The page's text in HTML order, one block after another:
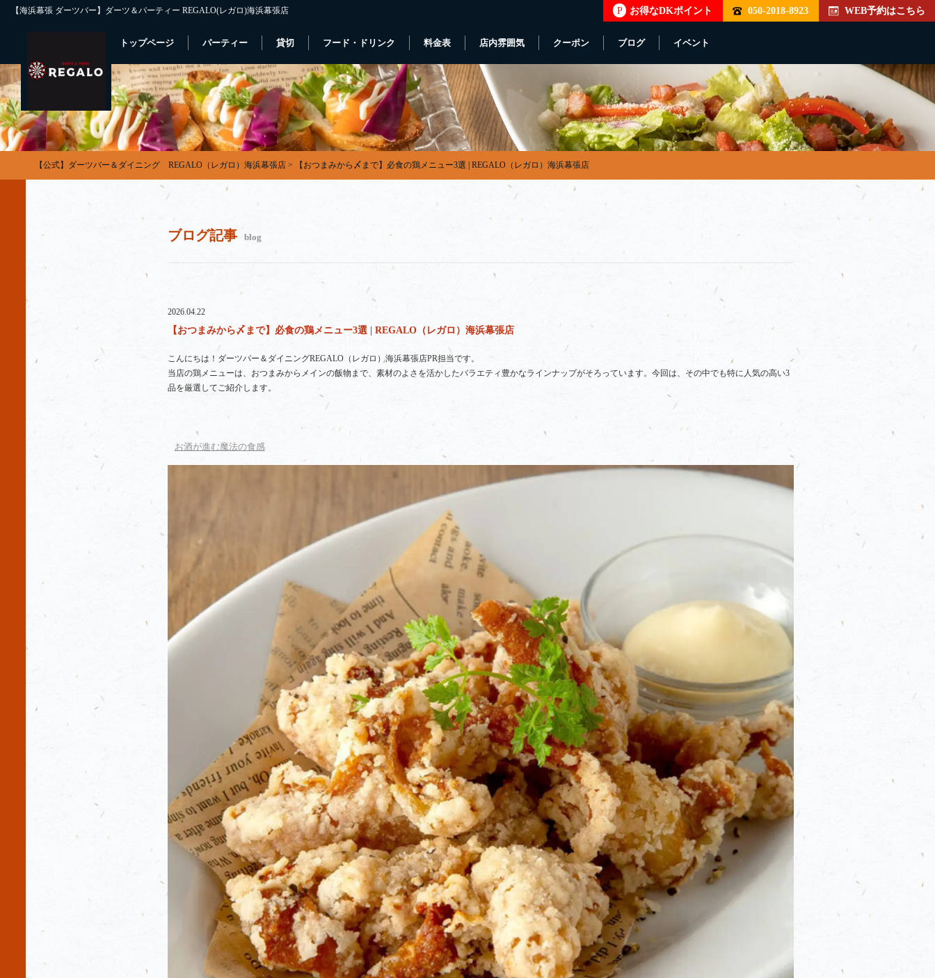
【海浜幕張 ダーツバー】ダーツ＆パーティー REGALO(レガロ)海浜幕張店 P お得なDKポイント 050-2018-8923 WEB予約はこちら
トップページ パーティー 貸切 フード・ドリンク 料金表 店内雰囲気 クーポン ブログ イベント
【公式】ダーツバー＆ダイニング REGALO（レガロ）海浜幕張店 > 【おつまみから〆まで】必食の鶏メニュー3選 | REGALO（レガロ）海浜幕張店
ブログ記事 blog
2026.04.22
【おつまみから〆まで】必食の鶏メニュー3選 | REGALO（レガロ）海浜幕張店
こんにちは！ダーツバー＆ダイニングREGALO（レガロ）海浜幕張店PR担当です。
当店の鶏メニューは、おつまみからメインの飯物まで、素材のよさを活かしたバラエティ豊かなラインナップがそろっています。今回は、その中でも特に人気の高い3
品を厳選してご紹介します。
お酒が進む魔法の食感